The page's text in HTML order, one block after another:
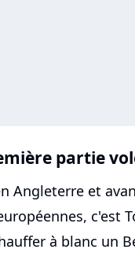
partie
Angleterre et
c'est
à blanc un